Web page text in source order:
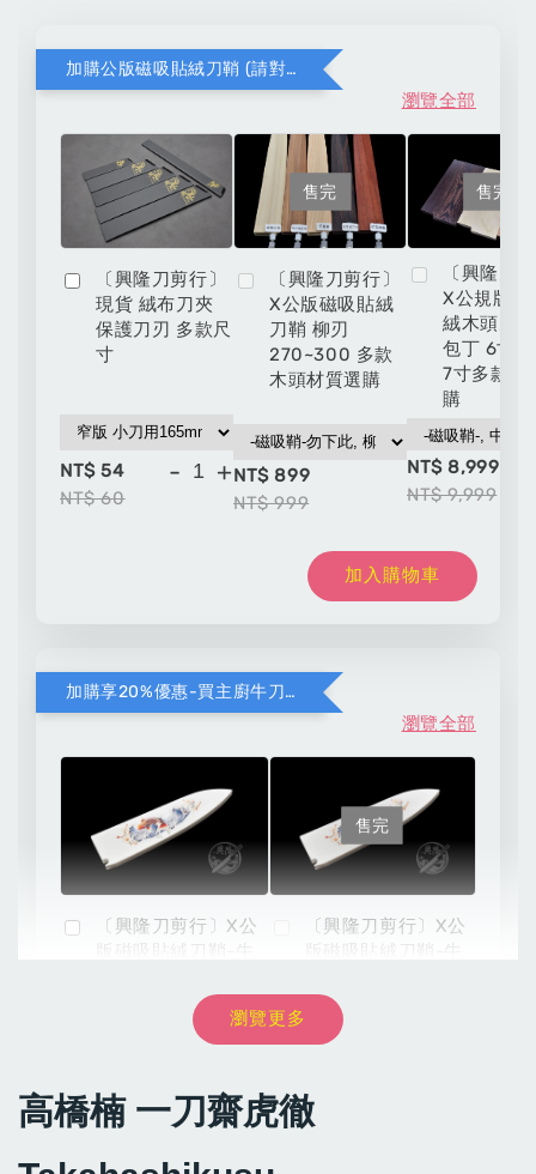
加購公版磁吸貼絨刀鞘 (請對應木頭材質與刀款尺寸)
瀏覽全部
〔興隆刀剪行〕
現貨 絨布刀夾
保護刀刃 多款尺
寸
NT$ 54
NT$ 60
- +
售完
〔興隆刀剪行〕
X公版磁吸貼絨
刀鞘 柳刃
270~300 多款
木頭材質選購
NT$ 899
NT$ 999
售完
〔興隆刀
X公規版磁
絨木頭刀
包丁 6寸
7寸多款材
購
NT$ 8,999
NT$ 9,999
加入購物車
加購享20%優惠-買主廚牛刀加購彩圖壓克力鞘
瀏覽全部
〔興隆刀剪行〕X公
版磁吸貼絨刀鞘-牛
NT$ 1,500
售完
〔興隆刀剪行〕X公
版磁吸貼絨刀鞘-牛
力:黑/白
NT$ 1,300
瀏覽更多
高橋楠 一刀齋虎徹